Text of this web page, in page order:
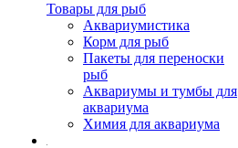
Товары для рыб
Аквариумистика
Корм для рыб
Пакеты для переноски
рыб
Аквариумы и тумбы для
аквариума
Химия для аквариума